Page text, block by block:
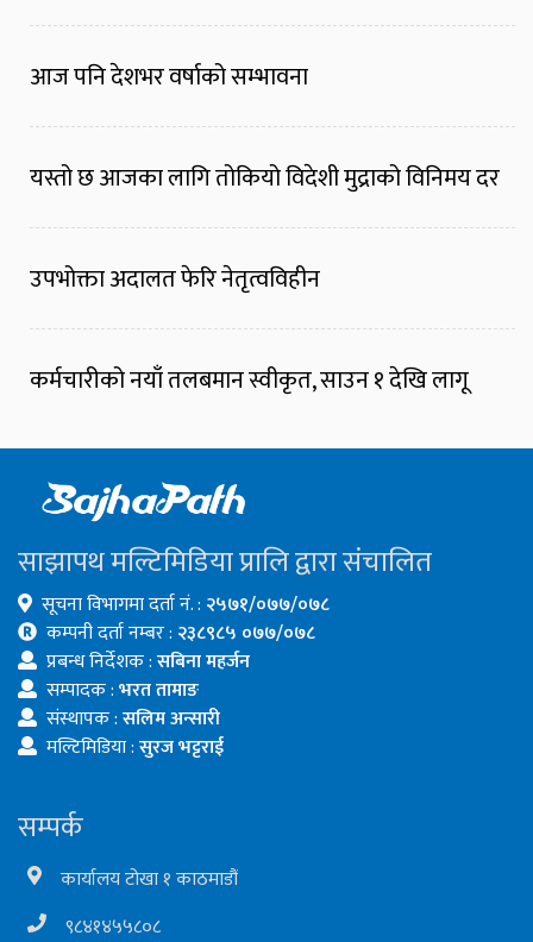
आज पनि देशभर वर्षाको सम्भावना
यस्तो छ आजका लागि तोकियो विदेशी मुद्राको विनिमय दर
उपभोक्ता अदालत फेरि नेतृत्वविहीन
कर्मचारीको नयाँ तलबमान स्वीकृत, साउन १ देखि लागू
साझापथ मल्टिमिडिया प्रालि द्वारा संचालित
सूचना विभागमा दर्ता नं. : २५७१/०७७/०७८
कम्पनी दर्ता नम्बर : २३८९८५ ०७७/०७८
प्रबन्ध निर्देशक :सबिना महर्जन
सम्पादक :भरत तामाङ
संस्थापक :सलिम अन्सारी
मल्टिमिडिया :सुरज भट्टराई
सम्पर्क
कार्यालय टोखा १ काठमाडौं
९८४१४५५८०८